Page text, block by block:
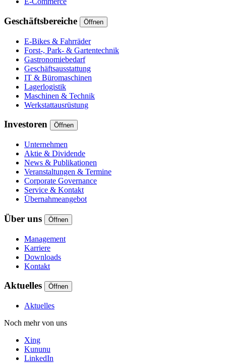
Geschäftsbereiche Öffnen
E-Bikes & Fahrräder
Forst-, Park- & Gartentechnik
Gastronomiebedarf
Geschäftsausstattung
IT & Büromaschinen
Lagerlogistik
Maschinen & Technik
Werkstattausrüstung
Investoren Öffnen
Unternehmen
Aktie & Dividende
News & Publikationen
Veranstaltungen & Termine
Corporate Governance
Service & Kontakt
Übernahmeangebot
Über uns Öffnen
Management
Karriere
Downloads
Kontakt
Aktuelles Öffnen
Aktuelles
Noch mehr von uns
Xing
Kununu
LinkedIn